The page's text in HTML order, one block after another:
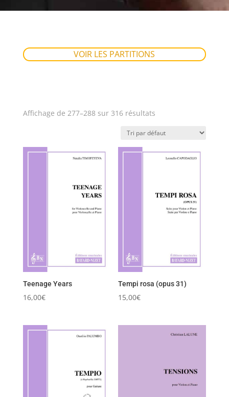
VOIR LES PARTITIONS
Affichage de 277–288 sur 316 résultats
Teenage Years
16,00€
Tempi rosa (opus 31)
15,00€